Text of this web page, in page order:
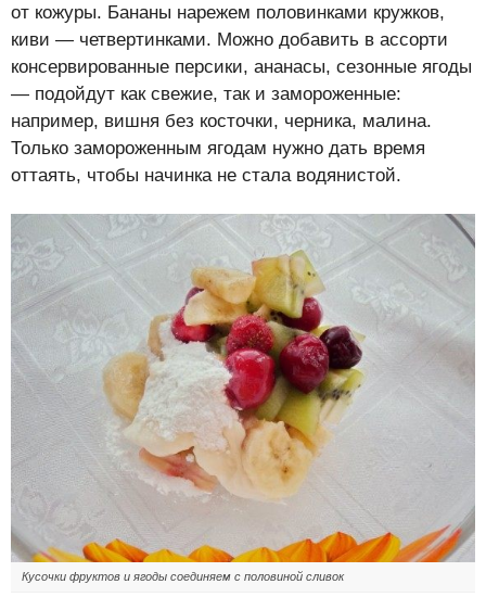
от кожуры. Бананы нарежем половинками кружков,
киви — четвертинками. Можно добавить в ассорти
консервированные персики, ананасы, сезонные ягоды
— подойдут как свежие, так и замороженные:
например, вишня без косточки, черника, малина.
Только замороженным ягодам нужно дать время
оттаять, чтобы начинка не стала водянистой.
Кусочки фруктов и ягоды соединяем с половиной сливок